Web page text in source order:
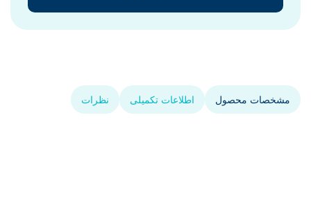
مشخصات محصول اطلاعات تکمیلی نظرات